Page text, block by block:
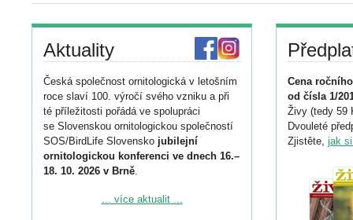
Aktuality
Česká společnost ornitologická v letošním
roce slaví 100. výročí svého vzniku a při
té příležitosti pořádá ve spolupráci
se Slovenskou ornitologickou společností
SOS/BirdLife Slovensko jubilejní
ornitologickou konferenci ve dnech 16.–
18. 10. 2026 v Brně.
Podrobnější informace ke konferenci
... více aktualit ...
Cena
od čísla 1/
Živy (tedy 59
Dvouleté
Zjistěte, jak